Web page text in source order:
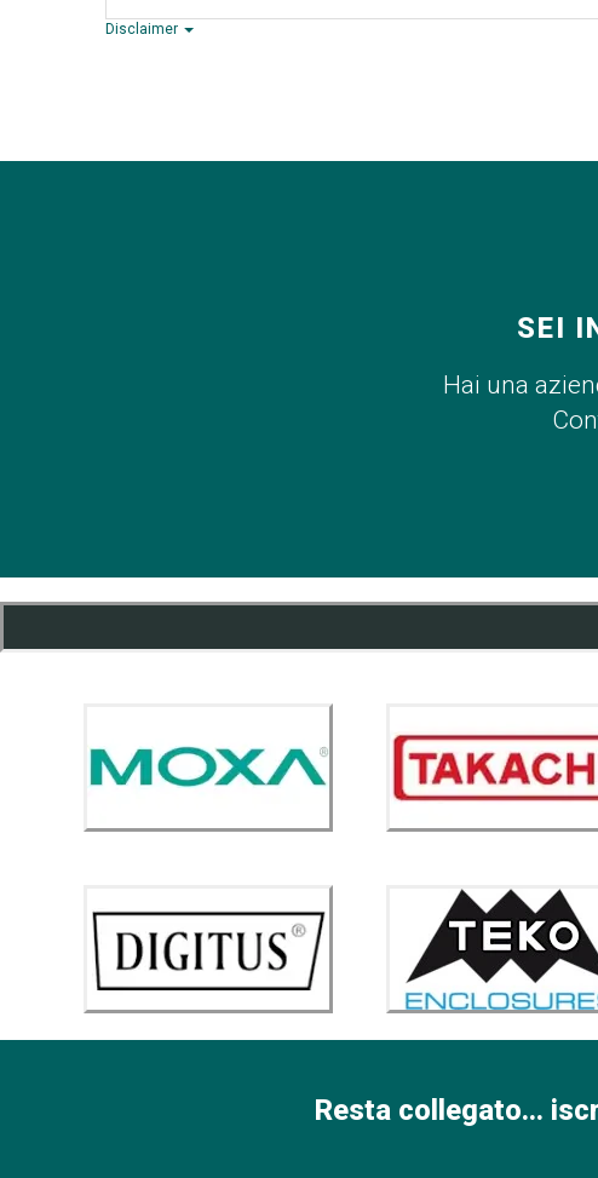
Disclaimer
SEI
Hai una
Resta collegato...